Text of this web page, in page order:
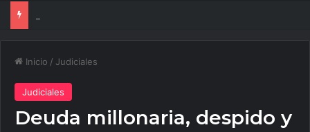
Inicio / Judiciales
Judiciales
Deuda millonaria, despido y